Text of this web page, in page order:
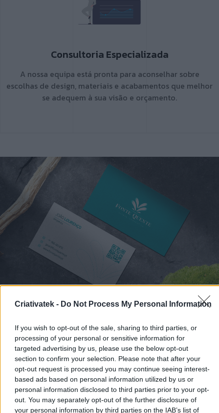
Criativatek - Do Not Process My Personal Information
If you wish to opt-out of the sale, sharing to third parties, or
processing of your personal or sensitive information for
targeted advertising by us, please use the below opt-out
section to confirm your selection. Please note that after your
opt-out request is processed you may continue seeing interest-
based ads based on personal information utilized by us or
personal information disclosed to third parties prior to your opt-
out. You may separately opt-out of the further disclosure of
your personal information by third parties on the IAB’s list of
Consultoria Especializada
A nossa equipa está pronta para aconselhar sobre
escolhas de design, materiais e acabamentos que melhor
se adequem à sua visão e orçamento.